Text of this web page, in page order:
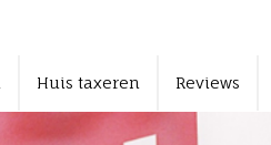
Huis taxeren Reviews